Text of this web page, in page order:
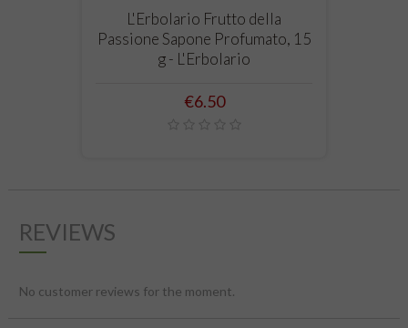
L'Erbolario Frutto della
Passione Sapone Profumato, 15
g - L'Erbolario
Price
€6.50
REVIEWS
No customer reviews for the moment.